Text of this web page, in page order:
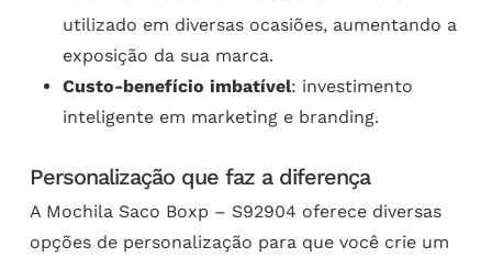
utilizado em diversas ocasiões, aumentando a
exposição da sua marca.
Custo-benefício imbatível: investimento
inteligente em marketing e branding.
Personalização que faz a diferença
A Mochila Saco Boxp – S92904 oferece diversas
opções de personalização para que você crie um